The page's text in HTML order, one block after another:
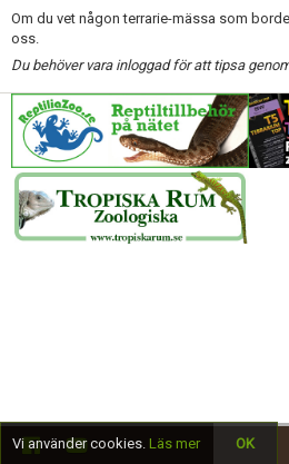
Om du vet någon terrarie-mässa som
oss.
Du behöver vara inloggad för att tipsa
Vi använder cookies. Läs mer OK